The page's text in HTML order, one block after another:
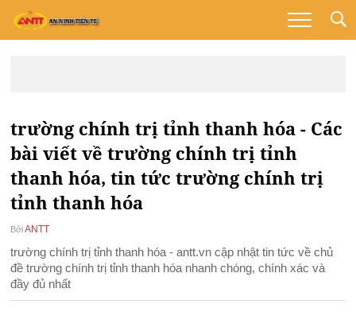
trường chính trị tỉnh thanh hóa - Các
bài viết về trường chính trị tỉnh
thanh hóa, tin tức trường chính trị
tỉnh thanh hóa
Bởi ANTT
trường chính trị tỉnh thanh hóa - antt.vn cập nhật tin tức về chủ
đề trường chính trị tỉnh thanh hóa nhanh chóng, chính xác và
đầy đủ nhất